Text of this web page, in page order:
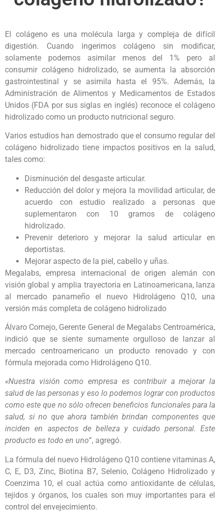
El colágeno es una molécula larga y compleja de difícil
digestión. Cuando ingerimos colágeno sin modificar,
solamente podemos asimilar menos del 1% pero al
consumir colágeno hidrolizado, se aumenta la absorción
gastrointestinal y se asimila hasta el 95%. Además, la
Administración de Alimentos y Medicamentos de Estados
Unidos (FDA por sus siglas en inglés) reconoce el colágeno
hidrolizado como un producto nutricional seguro.
Varios estudios han demostrado que el consumo regular del
colágeno hidrolizado tiene impactos positivos en la salud,
tales como:
Disminución del desgaste articular.
Reducción del dolor y mejora la movilidad articular, de
acuerdo con estudio realizado a personas que
suplementaron con 10 gramos de colágeno
hidrolizado.
Prevenir deterioro y mejorar la salud articular en
deportistas.
Mejorar aspecto de la piel, cabello y uñas.
Megalabs, empresa internacional de origen alemán con
visión global y amplia trayectoria en Latinoamericana, lanza
al mercado panameño el nuevo Hidrolágeno Q10, una
versión más completa de colágeno hidrolizado
Álvaro Cornejo, Gerente General de Megalabs Centroamérica,
indició que se siente sumamente orgulloso de lanzar al
mercado centroamericano un producto renovado y con
fórmula mejorada como Hidrolágeno Q10.
«Nuestra visión como empresa es contribuir a mejorar la
salud de las personas y eso lo podemos lograr con productos
como este que no sólo ofrecen beneficios funcionales para la
salud, si no que ahora también brindan componentes que
inciden en aspectos de belleza y cuidado personal. Este
producto es todo en uno”, agregó.
La fórmula del nuevo Hidrolágeno Q10 contiene vitaminas A,
C, E, D3, Zinc, Biotina B7, Selenio, Colágeno Hidrolizado y
Coenzima 10, el cual actúa como antioxidante de células,
tejidos y órganos, los cuales son muy importantes para el
control del envejecimiento.